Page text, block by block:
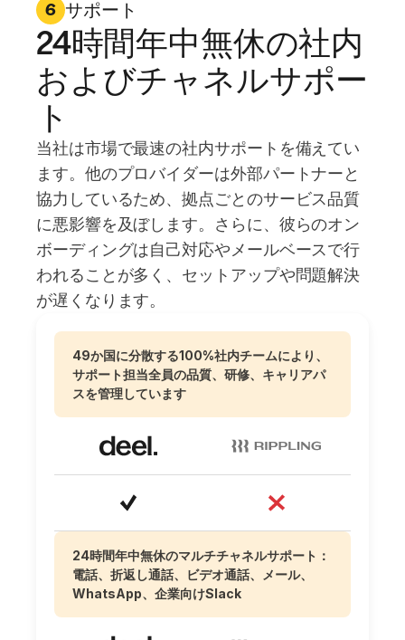
6 サポート
24時間年中無休の社内
およびチャネルサポー
ト
当社は市場で最速の社内サポートを備えてい
ます。他のプロバイダーは外部パートナーと
協力しているため、拠点ごとのサービス品質
に悪影響を及ぼします。さらに、彼らのオン
ボーディングは自己対応やメールベースで行
われることが多く、セットアップや問題解決
が遅くなります。
49か国に分散する100%社内チームにより、
サポート担当全員の品質、研修、キャリアパ
スを管理しています
24時間年中無休のマルチチャネルサポート：
電話、折返し通話、ビデオ通話、メール、
WhatsApp、企業向けSlack